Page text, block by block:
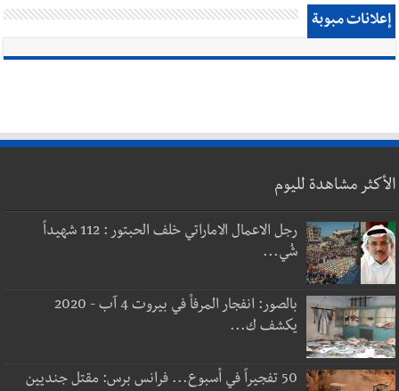
إعلانات مبوبة
الأكثر مشاهدة لليوم
رجل الاعمال الاماراتي خلف الحبتور : 112 شهيداً
شُي...
بالصور: انفجار المرفأ في بيروت 4 آب - 2020
يكشف ك...
50 تفجيراً في أسبوع... فرانس برس: مقتل جنديين